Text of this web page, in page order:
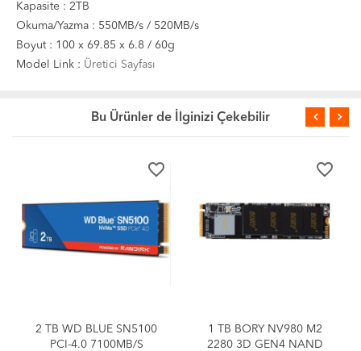
Kapasite : 2TB
Okuma/Yazma : 550MB/s / 520MB/s
Boyut : 100 x 69.85 x 6.8 / 60g
Model Link : Üretici Sayfası
Bu Ürünler de İlginizi Çekebilir
favorite_border
2 TB WD BLUE SN5100
PCI-4.0 7100MB/S
favorite_border
1 TB BORY NV980 M2
2280 3D GEN4 NAND